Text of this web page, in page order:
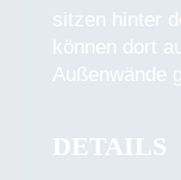
sitzen hinter
können dort
Außenwände
DETAILS